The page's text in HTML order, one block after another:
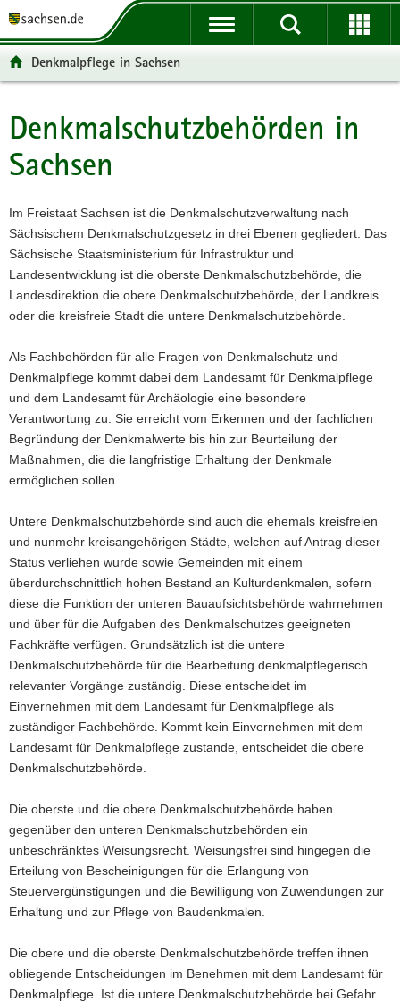
t
ü
b
e
g
r
e
i
f
e
d
e
N
a
v
i
g
t
i
o
n
t
n
a
v
g
a
t
i
o
n
p
n
h
a
t
t
e
I
n
o
r
m
a
t
i
n
t
-
B
e
e
i
c
h
Denkmalpflege in Sachsen
Hauptinhalt
Denkmalschutzbehörden in
Sachsen
Im Freistaat Sachsen ist die Denkmalschutzverwaltung nach
Sächsischem Denkmalschutzgesetz in drei Ebenen gegliedert. Das
Sächsische Staatsministerium für Infrastruktur und
Landesentwicklung ist die oberste Denkmalschutzbehörde, die
Landesdirektion die obere Denkmalschutzbehörde, der Landkreis
oder die kreisfreie Stadt die untere Denkmalschutzbehörde.
Als Fachbehörden für alle Fragen von Denkmalschutz und
Denkmalpflege kommt dabei dem Landesamt für Denkmalpflege
und dem Landesamt für Archäologie eine besondere
Verantwortung zu. Sie erreicht vom Erkennen und der fachlichen
Begründung der Denkmalwerte bis hin zur Beurteilung der
Maßnahmen, die die langfristige Erhaltung der Denkmale
ermöglichen sollen.
Untere Denkmalschutzbehörde sind auch die ehemals kreisfreien
und nunmehr kreisangehörigen Städte, welchen auf Antrag dieser
Status verliehen wurde sowie Gemeinden mit einem
überdurchschnittlich hohen Bestand an Kulturdenkmalen, sofern
diese die Funktion der unteren Bauaufsichtsbehörde wahrnehmen
und über für die Aufgaben des Denkmalschutzes geeigneten
Fachkräfte verfügen. Grundsätzlich ist die untere
Denkmalschutzbehörde für die Bearbeitung denkmalpflegerisch
relevanter Vorgänge zuständig. Diese entscheidet im
Einvernehmen mit dem Landesamt für Denkmalpflege als
zuständiger Fachbehörde. Kommt kein Einvernehmen mit dem
Landesamt für Denkmalpflege zustande, entscheidet die obere
Denkmalschutzbehörde.
Die oberste und die obere Denkmalschutzbehörde haben
gegenüber den unteren Denkmalschutzbehörden ein
unbeschränktes Weisungsrecht. Weisungsfrei sind hingegen die
Erteilung von Bescheinigungen für die Erlangung von
Steuervergünstigungen und die Bewilligung von Zuwendungen zur
Erhaltung und zur Pflege von Baudenkmalen.
Die obere und die oberste Denkmalschutzbehörde treffen ihnen
obliegende Entscheidungen im Benehmen mit dem Landesamt für
Denkmalpflege. Ist die untere Denkmalschutzbehörde bei Gefahr